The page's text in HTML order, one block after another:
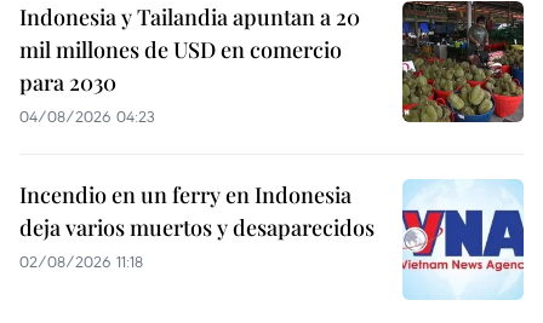
Indonesia y Tailandia apuntan a 20
mil millones de USD en comercio
para 2030
04/08/2026 04:23
Incendio en un ferry en Indonesia
deja varios muertos y desaparecidos
02/08/2026 11:18